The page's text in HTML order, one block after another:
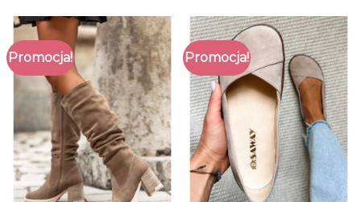
Promocja! Promocja!